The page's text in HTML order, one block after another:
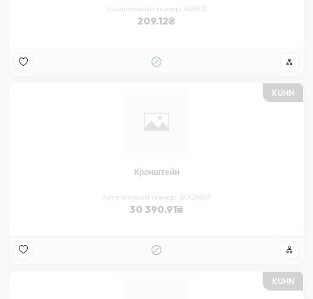
Каталоговий номер: 425103
209.12
KUHN
Кронштейн
Каталоговий номер: JXX28514
30 390.91
KUHN